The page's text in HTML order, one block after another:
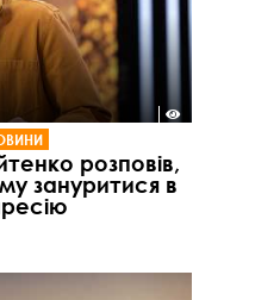
розповів,
зануритися в